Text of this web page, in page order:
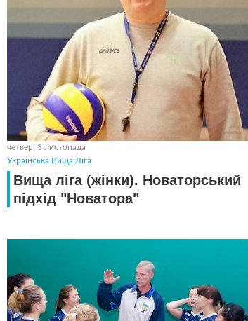
четвер, 3 листопада
Українська Вища Ліга
Вища ліга (жiнки). Новаторський
підхід "Новатора"